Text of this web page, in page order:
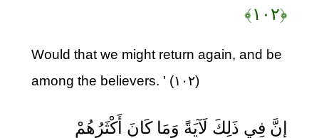
﴿۱۰۲﴾
Would that we might return again, and be
among the believers. ' (۱۰۲)
إِنَّ فِي ذَلِكَ لَآيَةً وَمَا كَانَ أَكْثَرُهُمْ